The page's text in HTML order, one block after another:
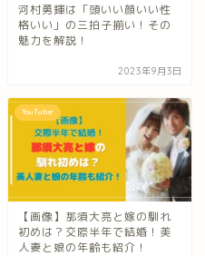
河村勇輝は「頭いい顔いい性
格いい」の三拍子揃い！その
魅力を解説！
2023年9月3日
YouTuber
【画像】那須大亮と嫁の馴れ
初めは？交際半年で結婚！美
人妻と娘の年齢も紹介！